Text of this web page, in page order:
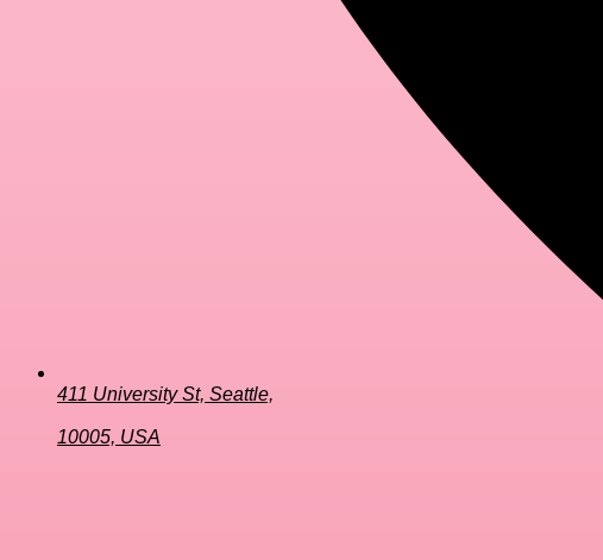
411 University St, Seattle,
10005, USA